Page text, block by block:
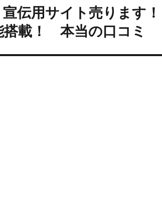
伝用サイト売ります！
搭載！ 本当の口コミ